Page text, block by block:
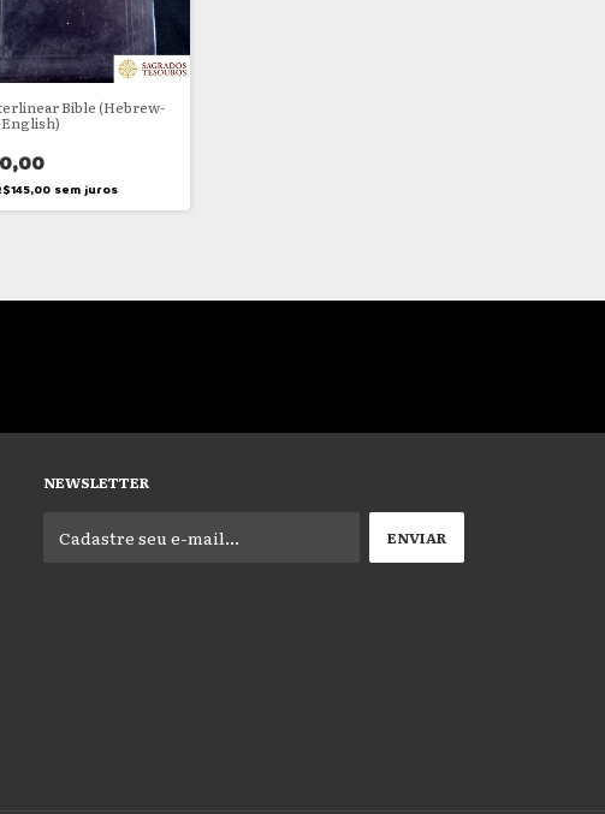
Bible (Hebrew-
sem juros
NEWSLETTER